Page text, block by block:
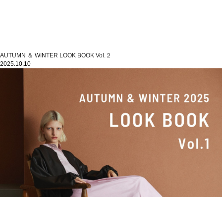
AUTUMN ＆ WINTER LOOK BOOK Vol.２
2025.10.10